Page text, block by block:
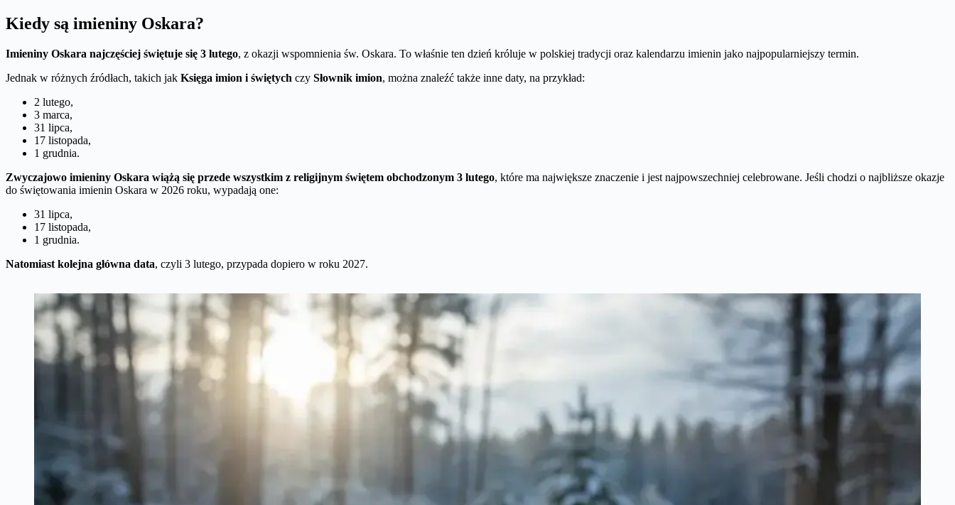
Kiedy są imieniny Oskara?
Imieniny Oskara najczęściej świętuje się 3 lutego, z okazji wspomnienia św. Oskara. To właśnie ten dzień króluje w polskiej tradycji oraz kalendarzu imienin jako najpopularniejszy termin.
Jednak w różnych źródłach, takich jak Księga imion i świętych czy Słownik imion, można znaleźć także inne daty, na przykład:
2 lutego,
3 marca,
31 lipca,
17 listopada,
1 grudnia.
Zwyczajowo imieniny Oskara wiążą się przede wszystkim z religijnym świętem obchodzonym 3 lutego, które ma największe znaczenie i jest najpowszechniej celebrowane. Jeśli chodzi o najbliższe okazje
do świętowania imienin Oskara w 2026 roku, wypadają one:
31 lipca,
17 listopada,
1 grudnia.
Natomiast kolejna główna data, czyli 3 lutego, przypada dopiero w roku 2027.